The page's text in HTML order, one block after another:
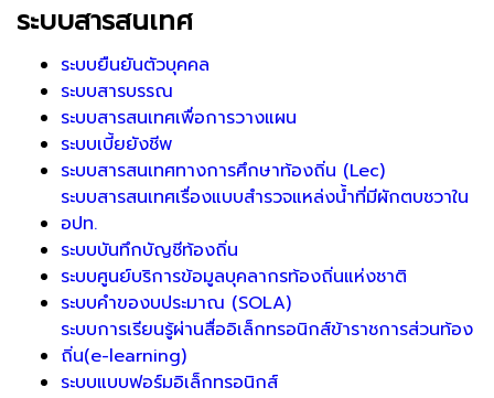
ระบบสารสนเทศ
ระบบยืนยันตัวบุคคล
ระบบสารบรรณ
ระบบสารสนเทศเพื่อการวางแผน
ระบบเบี้ยยังชีพ
ระบบสารสนเทศทางการศึกษาท้องถิ่น (Lec)
ระบบสารสนเทศเรื่องแบบสำรวจแหล่งน้ำที่มีผักตบชวาใน
อปท.
ระบบบันทึกบัญชีท้องถิ่น
ระบบศูนย์บริการข้อมูลบุคลากรท้องถิ่นแห่งชาติ
ระบบคำของบประมาณ (SOLA)
ระบบการเรียนรู้ผ่านสื่ออิเล็กทรอนิกส์ข้าราชการส่วนท้อง
ถิ่น(e-learning)
ระบบแบบฟอร์มอิเล็กทรอนิกส์